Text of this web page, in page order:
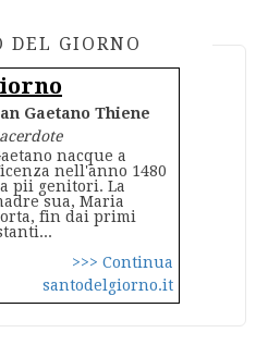
DEL GIORNO
Gaetano Thiene
nacque a
nell'anno 1480
pii genitori. La
sua, Maria
fin dai primi
>>> Continua
santodelgiorno.it